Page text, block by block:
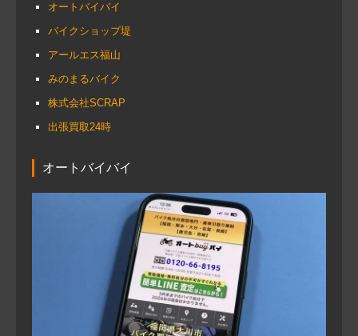
オートバイバイ
バイクショップ堤
アールエス福山
みのまるバイク
株式会社SCRAP
出張買取24時
オートバイバイ